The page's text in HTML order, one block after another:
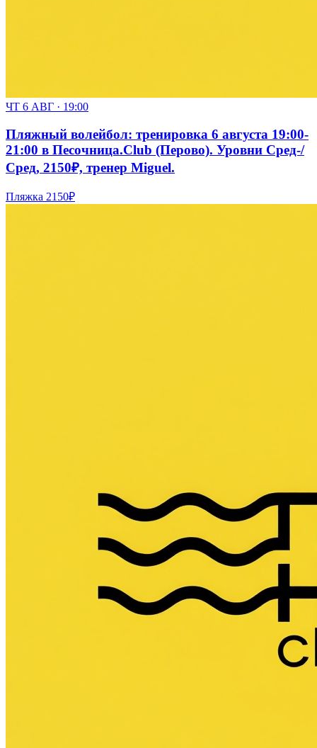
ЧТ 6 АВГ · 19:00
Пляжный волейбол: тренировка 6 августа 19:00-
21:00 в Песочница.Club (Перово). Уровни Сред-/
Сред, 2150₽, тренер Miguel.
Пляжка 2150₽